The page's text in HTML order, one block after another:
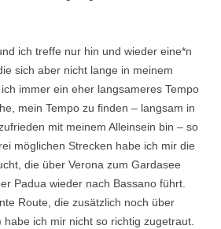
ich treffe nur hin und wieder eine*n
sich aber nicht lange in meinem
immer ein eher langsameres Tempo
mein Tempo zu finden – langsam in
mit meinem Alleinsein bin – so
möglichen Strecken habe ich mir die
die über Verona zum Gardasee
Padua wieder nach Bassano führt.
Route, die zusätzlich noch über
ich mir nicht so richtig zugetraut.